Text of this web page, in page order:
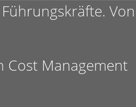
Cost Management